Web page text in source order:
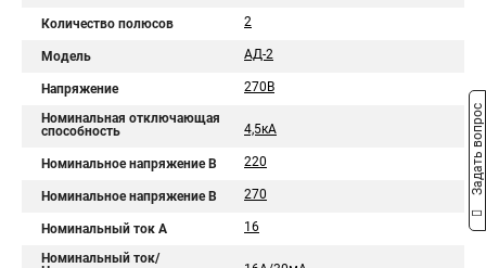
Количество полюсов 2
Модель АД-2
Напряжение 270В
Номинальная отключающая
способность
4,5кА
Номинальное напряжение В 220
Номинальное напряжение В 270
Номинальный ток A 16
Номинальный ток/
Задать вопрос